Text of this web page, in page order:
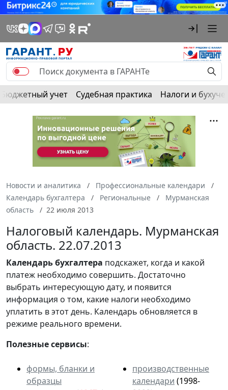
Бюджетный учет Судебная практика Налоги и
Новости и аналитика
Профессиональные календари
Календарь бухгалтера
Региональные
Мурманская
область
22 июля 2013
Налоговый календарь. Мурманская
область. 22.07.2013
Календарьбухгалтера подскажет, когда и какой
платеж необходимо совершить. Достаточно
выбрать интересующую дату, и появится
информация о том, какие налоги необходимо
уплатить в этот день. Календарь обновляется в
режиме реального времени.
Полезные сервисы:
формы, бланки и
образцы
производственные
календари (1998-